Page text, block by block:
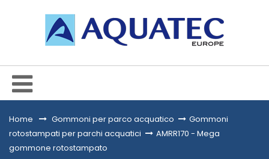
Home &gt;Gommoni per parco acquatico > Gommoni
rotostampati per parchi acquatici > AMRR170 - Mega
gommone rotostampato